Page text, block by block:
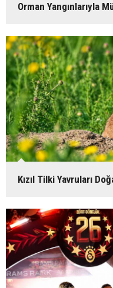
Orman Yangınlarıyla
Kızıl Tilki Yavruları